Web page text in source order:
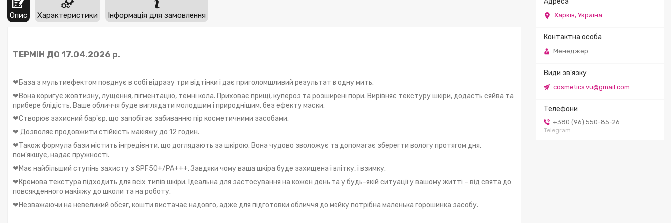
Харків, Україна
Менеджер
cosmetics.vu@gmail.com
+380 (96) 550-85-26
Telegram
Опис Характеристики Інформація для замовлення
ТЕРМІН ДО 17.04.2026 р.
❤База з мультиефектом поєднує в собі відразу три відтінки і дає приголомшливий результат в одну мить.
❤Вона коригує жовтизну, лущення, пігментацію, темні кола. Приховає прищі, купероз та розширені пори. Вирівняє текстуру шкіри, додасть сяйва та
прибере блідість. Ваше обличчя буде виглядати молодшим і природнішим, без ефекту маски.
❤Створює захисний бар'єр, що запобігає забиванню пір косметичними засобами.
❤ Дозволяє продовжити стійкість макіяжу до 12 годин.
❤Також формула бази містить інгредієнти, що доглядають за шкірою. Вона чудово зволожує та допомагає зберегти вологу протягом дня,
пом'якшує, надає пружності.
❤Має найбільший ступінь захисту з SPF50+/PA+++. Завдяки чому ваша шкіра буде захищена і влітку, і взимку.
❤Кремова текстура підходить для всіх типів шкіри. Ідеальна для застосування на кожен день та у будь-якій ситуації у вашому житті – від свята до
повсякденного макіяжу до школи та на роботу.
❤Незважаючи на невеликий обсяг, кошти вистачає надовго, адже для підготовки обличчя до мейку потрібна маленька горошинка засобу.